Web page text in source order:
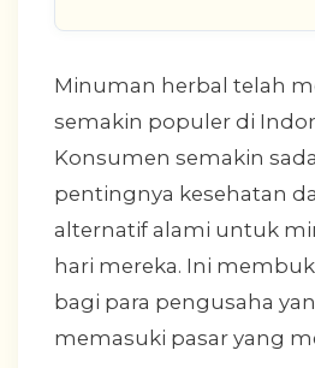
Minuman herbal telah
semakin populer di
Konsumen semakin
pentingnya kesehatan
alternatif alami untuk
hari mereka. Ini
bagi para pengusaha
memasuki pasar yang